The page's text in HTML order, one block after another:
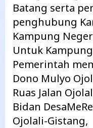
Batang serta
penghubung
Kampung
Untuk
Pemerintah
Dono Mulyo
Ruas Jalan
Bidan
Ojolali-Gistang,